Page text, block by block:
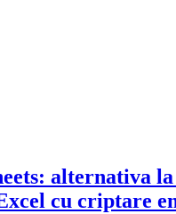
alternativa
cu criptare